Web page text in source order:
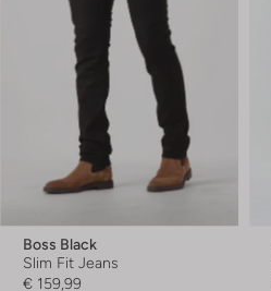
Boss Black
Slim Fit Jeans
€ 159,99